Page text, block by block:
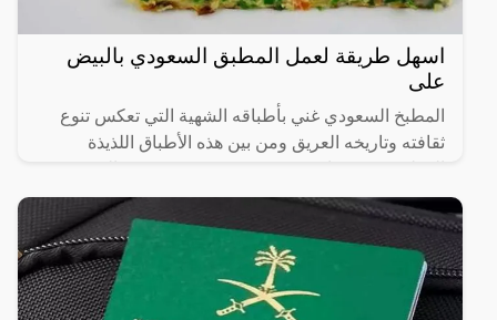
اسهل طريقة لعمل المطبق السعودي بالبيض
على
المطبخ السعودي غني بأطباقه الشهية التي تعكس تنوع
ثقافته وتاريخه العريق ومن بين هذه الأطباق اللذيذة
واللحم المفروم